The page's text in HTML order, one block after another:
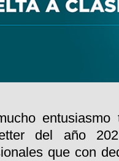
del año
que con